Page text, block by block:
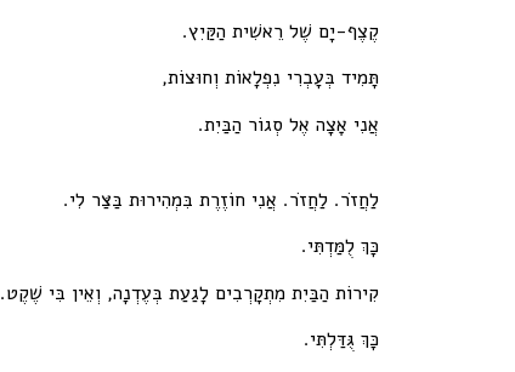
קֶצֶף-יָם שֶׁל רֵאשִׁית הַקַּיִץ.
תָּמִיד בְּעָבְרִי נִפְלָאוֹת וְחוּצוֹת,
אֲנִי אָצָה אֶל סְגוֹר הַבַּיִת.
לַחֲזֹר. לַחֲזֹר. אֲנִי חוֹזֶרֶת בִּמְהִירוּת בַּצַּר לִי.
כָּךְ לֻמַּדְתִּי.
קִירוֹת הַבַּיִת מִתְקָרְבִים לָגַעַת בְּעֶדְנָה, וְאֵין בִּי שֶׁקֶט.
כָּךְ גֻּדַּלְתִּי.